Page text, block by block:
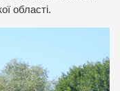
області.